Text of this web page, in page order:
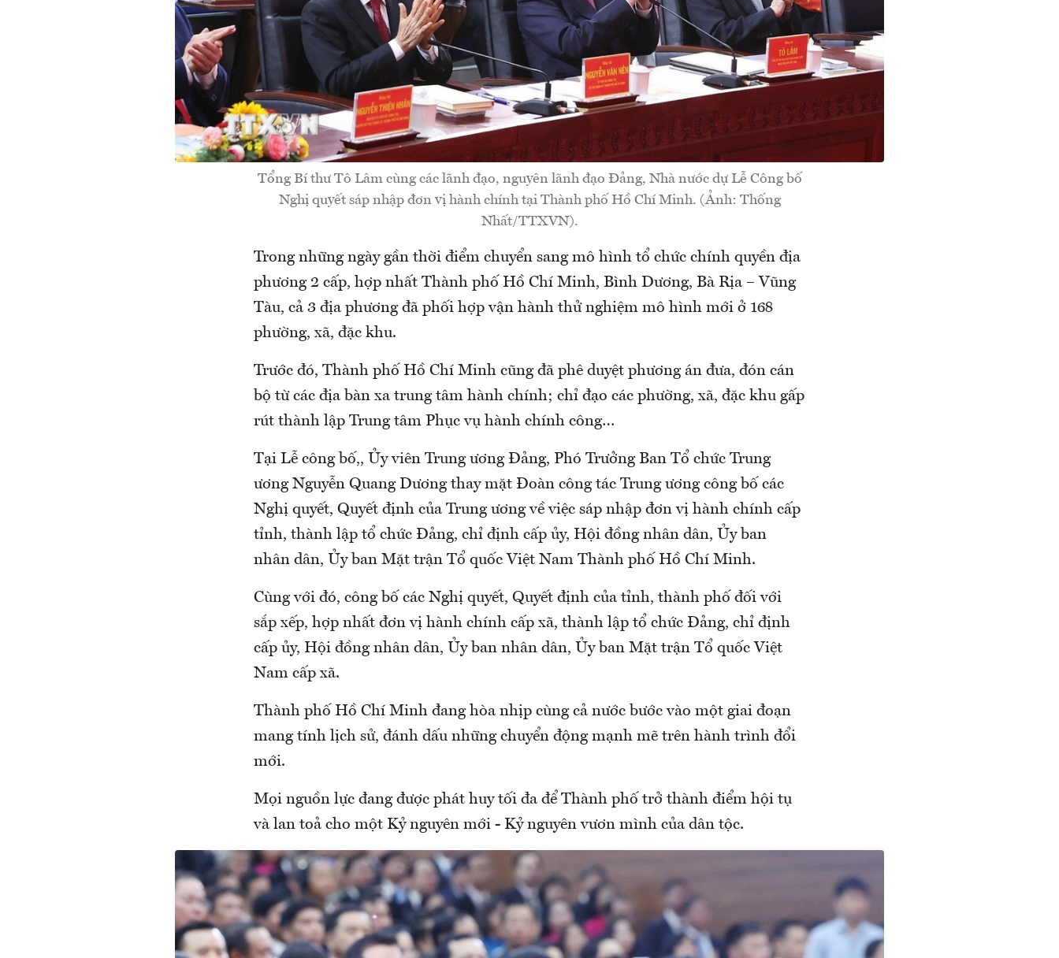
Tổng Bí thư Tô Lâm cùng các lãnh đạo, nguyên lãnh đạo Đảng, Nhà nước dự Lễ Công bố
Nghị quyết sáp nhập đơn vị hành chính tại Thành phố Hồ Chí Minh. (Ảnh: Thống
Nhất/TTXVN).
Trong những ngày gần thời điểm chuyển sang mô hình tổ chức chính quyền địa
phương 2 cấp, hợp nhất Thành phố Hồ Chí Minh, Bình Dương, Bà Rịa – Vũng
Tàu, cả 3 địa phương đã phối hợp vận hành thử nghiệm mô hình mới ở 168
phường, xã, đặc khu.
Trước đó, Thành phố Hồ Chí Minh cũng đã phê duyệt phương án đưa, đón cán
bộ từ các địa bàn xa trung tâm hành chính; chỉ đạo các phường, xã, đặc khu gấp
rút thành lập Trung tâm Phục vụ hành chính công…
Tại Lễ công bố,, Ủy viên Trung ương Đảng, Phó Trưởng Ban Tổ chức Trung
ương Nguyễn Quang Dương thay mặt Đoàn công tác Trung ương công bố các
Nghị quyết, Quyết định của Trung ương về việc sáp nhập đơn vị hành chính cấp
tỉnh, thành lập tổ chức Đảng, chỉ định cấp ủy, Hội đồng nhân dân, Ủy ban
nhân dân, Ủy ban Mặt trận Tổ quốc Việt Nam Thành phố Hồ Chí Minh.
Cùng với đó, công bố các Nghị quyết, Quyết định của tỉnh, thành phố đối với
sắp xếp, hợp nhất đơn vị hành chính cấp xã, thành lập tổ chức Đảng, chỉ định
cấp ủy, Hội đồng nhân dân, Ủy ban nhân dân, Ủy ban Mặt trận Tổ quốc Việt
Nam cấp xã.
Thành phố Hồ Chí Minh đang hòa nhịp cùng cả nước bước vào một giai đoạn
mang tính lịch sử, đánh dấu những chuyển động mạnh mẽ trên hành trình đổi
mới.
Mọi nguồn lực đang được phát huy tối đa để Thành phố trở thành điểm hội tụ
và lan toả cho một Kỷ nguyên mới - Kỷ nguyên vươn mình của dân tộc.